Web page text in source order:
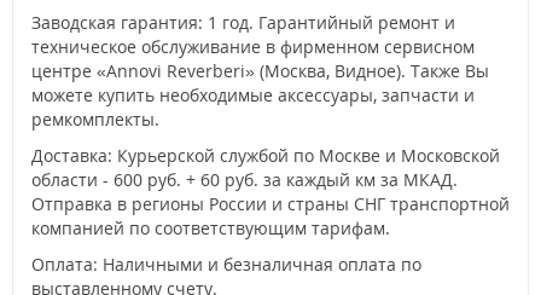
Заводская гарантия: 1 год. Гарантийный ремонт и
техническое обслуживание в фирменном сервисном
центре «Annovi Reverberi» (Москва, Видное). Также Вы
можете купить необходимые аксессуары, запчасти и
ремкомплекты.
Доставка: Курьерской службой по Москве и Московской
области - 600 руб. + 60 руб. за каждый км за МКАД.
Отправка в регионы России и страны СНГ транспортной
компанией по соответствующим тарифам.
Оплата: Наличными и безналичная оплата по
выставленному счету.